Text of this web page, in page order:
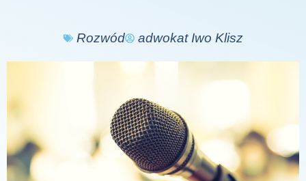
Rozwód adwokat Iwo Klisz